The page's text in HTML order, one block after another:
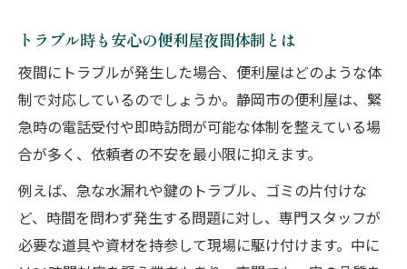
トラブル時も安心の便利屋夜間体制とは
夜間にトラブルが発生した場合、便利屋はどのような体
制で対応しているのでしょうか。静岡市の便利屋は、緊
急時の電話受付や即時訪問が可能な体制を整えている場
合が多く、依頼者の不安を最小限に抑えます。
例えば、急な水漏れや鍵のトラブル、ゴミの片付けな
ど、時間を問わず発生する問題に対し、専門スタッフが
必要な道具や資材を持参して現場に駆け付けます。中に